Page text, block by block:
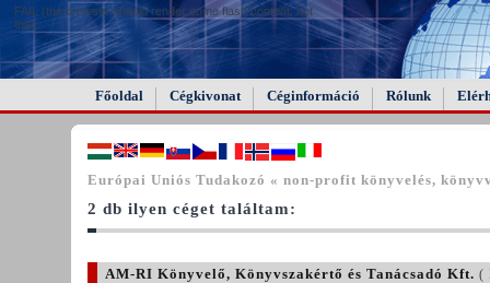
FAIL (the browser should render some flash content, not
this).
Főoldal Cégkivonat Céginformáció Rólunk
Európai Uniós Tudakozó « non-profit könyvelés,
2 db ilyen céget találtam:
AM-RI Könyvelő, Könyvszakértő és Tanácsadó Kft. (